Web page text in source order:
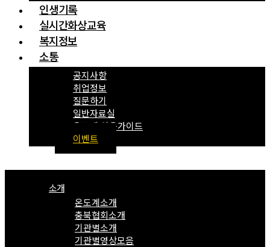
인생기록
실시간화상교육
복지정보
소통
공지사항
취업정보
질문하기
일반자료실
온도계 이용가이드
이벤트
소개
온도계소개
충북협회소개
기관별소개
기관별영상모음